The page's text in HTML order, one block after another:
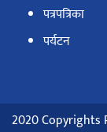
पत्रपत्रिका
पर्यटन
2020 Copyrights